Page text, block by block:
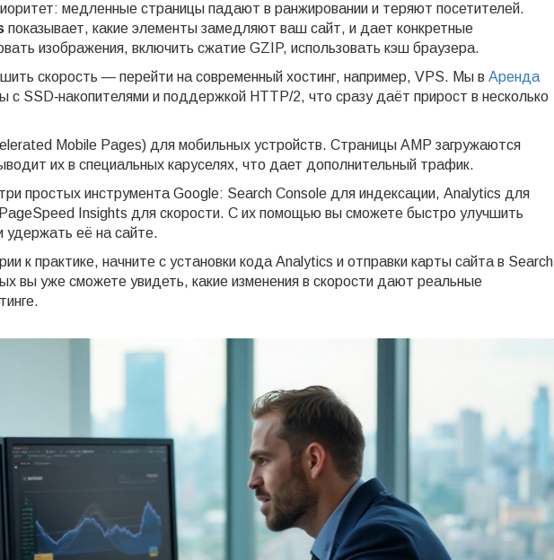
медленные страницы падают в ранжировании и теряют посетителей.
показывает, какие элементы замедляют ваш сайт, и дает конкретные
изображения, включить сжатие GZIP, использовать кэш браузера.
скорость — перейти на современный хостинг, например, VPS. Мы в Аренда
с SSD‑накопителями и поддержкой HTTP/2, что сразу даёт прирост в несколько
Mobile Pages) для мобильных устройств. Страницы AMP загружаются
их в специальных каруселях, что дает дополнительный трафик.
простых инструмента Google: Search Console для индексации, Analytics для
Insights для скорости. С их помощью вы сможете быстро улучшить
удержать её на сайте.
к практике, начните с установки кода Analytics и отправки карты сайта в Search
вы уже сможете увидеть, какие изменения в скорости дают реальные